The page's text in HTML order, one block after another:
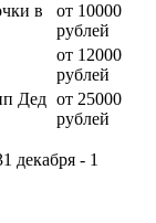
в
от 10000
рублей
от 12000
рублей
Дед от 25000
рублей
декабря - 1